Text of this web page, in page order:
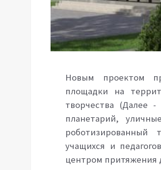
Новым проектом
площадки на
творчества (Далее
планетарий,
роботизированный
учащихся и
центром притяжения